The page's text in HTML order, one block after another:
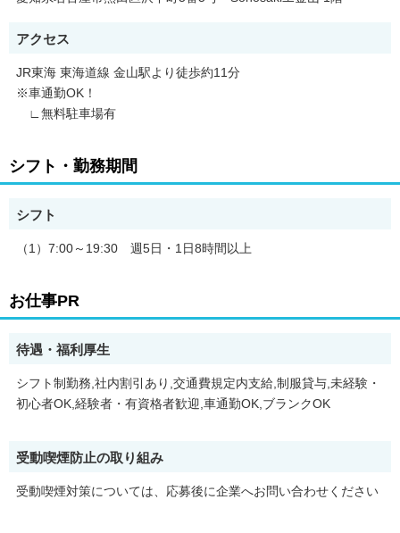
アクセス
JR東海 東海道線 金山駅より徒歩約11分
※車通勤OK！
∟無料駐車場有
シフト・勤務期間
シフト
（1）7:00～19:30 週5日・1日8時間以上
お仕事PR
待遇・福利厚生
シフト制勤務,社内割引あり,交通費規定内支給,制服貸与,未経験・
初心者OK,経験者・有資格者歓迎,車通勤OK,ブランクOK
受動喫煙防止の取り組み
受動喫煙対策については、応募後に企業へお問い合わせください